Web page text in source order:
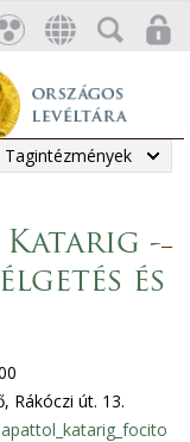
Tagintézmények
Katarig -
és
Rákóczi út. 13.